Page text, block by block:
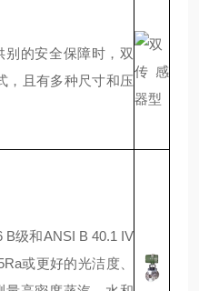
别的安全保障时，双
，且有多种尺寸和压
B级和ANSI B 40.1 IV
或更好的光洁度、